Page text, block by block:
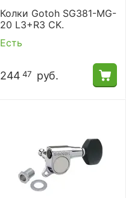
Колки Gotoh SG381-MG-
20 L3+R3 CK.
Есть
244 47 руб.